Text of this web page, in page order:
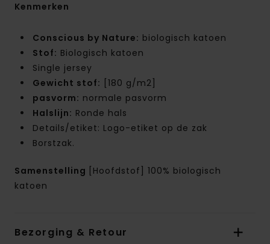
Kenmerken
Conscious by Nature: biologisch katoen
Stof: Biologisch katoen
Single jersey
Gewicht stof: [180 g/m2]
pasvorm: normale pasvorm
Halslijn: Ronde hals
Details/etiket: Logo-etiket op de zak
Borstzak.
Samenstelling
[Hoofdstof] 100% biologisch
katoen
Bezorging & Retour